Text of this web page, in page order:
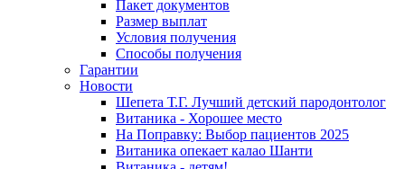
Пакет документов
Размер выплат
Условия получения
Способы получения
Гарантии
Новости
Шепета Т.Г. Лучший детский пародонтолог
Витаника - Хорошее место
На Поправку: Выбор пациентов 2025
Витаника опекает калао Шанти